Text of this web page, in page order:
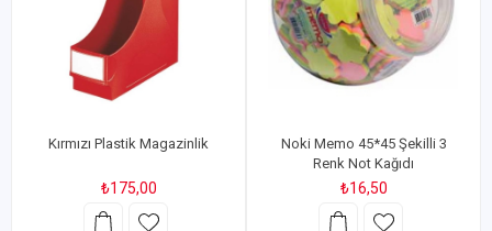
Kırmızı Plastik Magazinlik
₺175,00
Noki Memo 45*45 Şekilli 3
Renk Not Kağıdı
₺16,50